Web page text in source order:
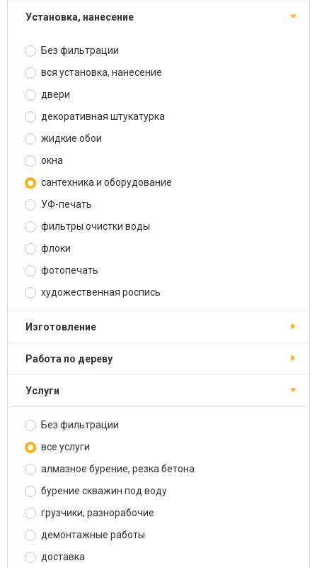
установка, нанесение
Без фильтрации
вся установка, нанесение
двери
декоративная штукатурка
жидкие обои
окна
сантехника и оборудование
УФ-печать
фильтры очистки воды
флоки
фотопечать
художественная роспись
изготовление
работа по дереву
услуги
Без фильтрации
все услуги
алмазное бурение, резка бетона
бурение скважин под воду
грузчики, разнорабочие
демонтажные работы
доставка